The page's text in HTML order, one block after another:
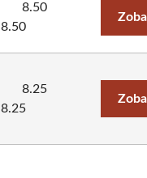
8.50
8.50
8.25
8.25